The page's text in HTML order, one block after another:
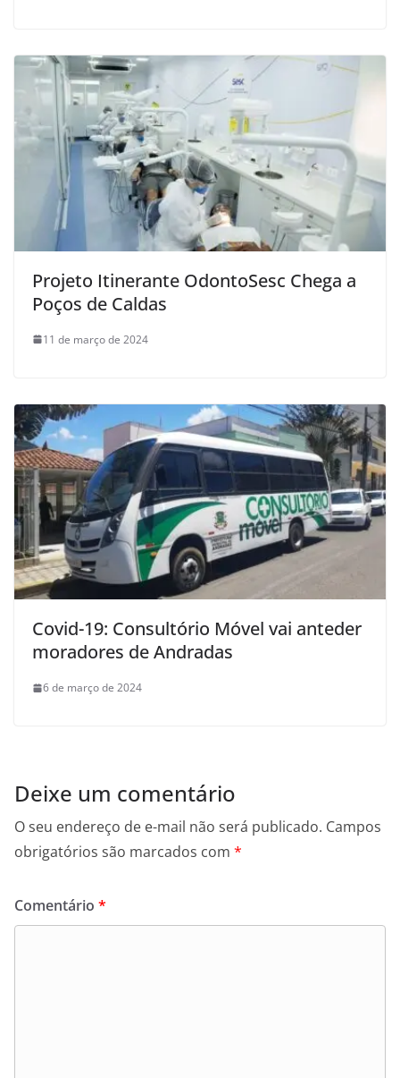
Projeto Itinerante OdontoSesc Chega a
Poços de Caldas
11 de março de 2024
Covid-19: Consultório Móvel vai anteder
moradores de Andradas
6 de março de 2024
Deixe um comentário
O seu endereço de e-mail não será publicado. Campos
obrigatórios são marcados com *
Comentário *